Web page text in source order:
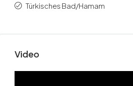
Türkisches Bad/Hamam
Video